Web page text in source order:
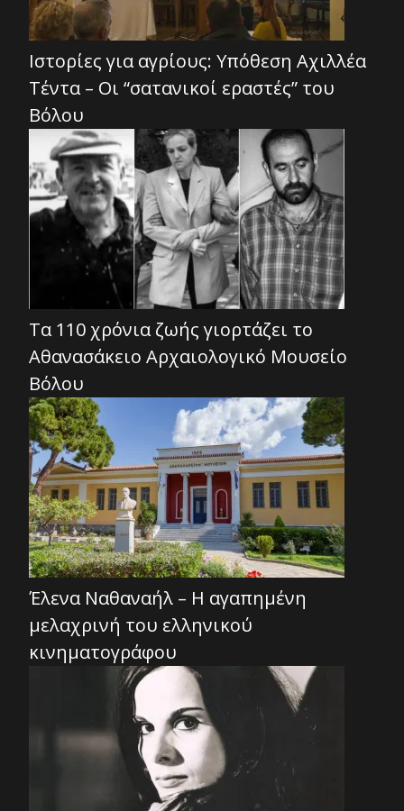
Ιστορίες για αγρίους: Υπόθεση Αχιλλέα
Τέντα – Οι “σατανικοί εραστές” του
Βόλου
Τα 110 χρόνια ζωής γιορτάζει το
Αθανασάκειο Αρχαιολογικό Μουσείο
Βόλου
Έλενα Ναθαναήλ – Η αγαπημένη
μελαχρινή του ελληνικού
κινηματογράφου